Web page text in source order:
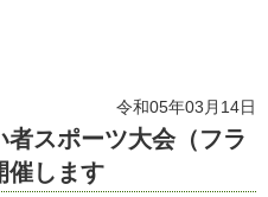
令和05年03月14日
スポーツ大会（フラ
催します